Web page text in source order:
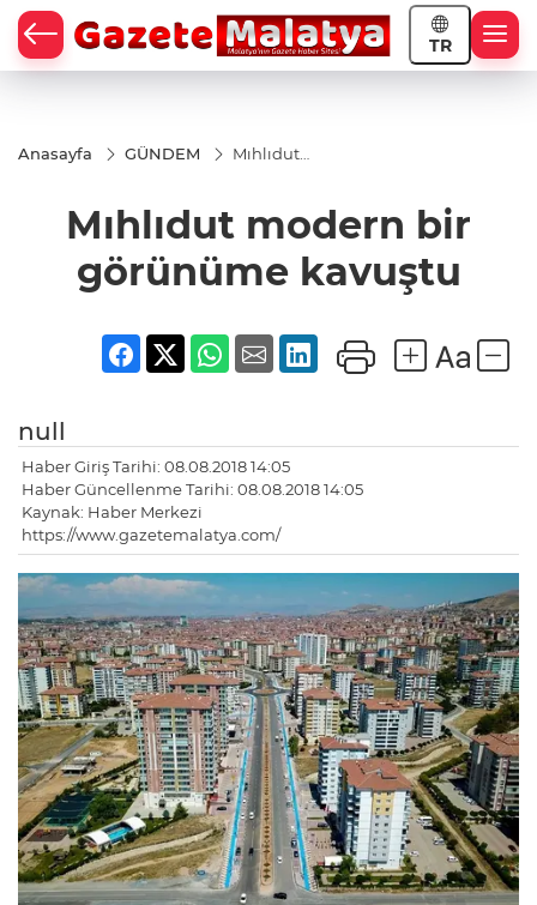
TR
Anasayfa GÜNDEM
Mıhlıdut
kavuştu
Mıhlıdut modern bir
görünüme kavuştu
null
Haber Giriş Tarihi: 08.08.2018 14:05
Haber Güncellenme Tarihi: 08.08.2018 14:05
Kaynak: Haber Merkezi
https://www.gazetemalatya.com/